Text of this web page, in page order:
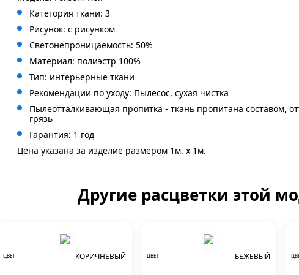
Категория ткани: 3
Рисунок: с рисунком
Светонепроницаемость: 50%
Материал: полиэстр 100%
Тип: интерьерные ткани
Рекомендации по уходу: Пылесос, сухая чистка
Пылеотталкивающая пропитка - ткань пропитана составом,
грязь
Гарантия: 1 год
Цена указана за изделие размером 1м. x 1м.
Другие расцветки этой
ЦВЕТ КОРИЧНЕВЫЙ ЦВЕТ БЕЖЕВЫЙ